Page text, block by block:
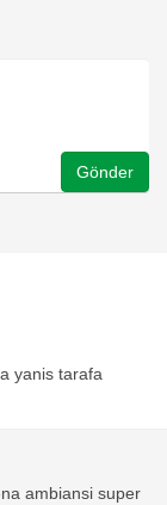
Gönder
yanis tarafa
ambiansi super